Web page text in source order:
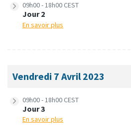
09h00 - 18h00 CEST
Jour 2
En savoir plus
Vendredi 7 Avril 2023
09h00 - 18h00 CEST
Jour 3
En savoir plus